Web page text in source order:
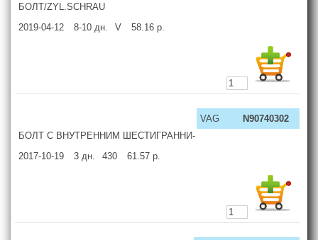
БОЛТ/ZYL.SCHRAU
2019-04-12
8-10 дн. V 58.16 р.
VAG
N90740302
БОЛТ С ВНУТРЕННИМ ШЕСТИГРАННИ-
2017-10-19
3 дн. 430 61.57 р.